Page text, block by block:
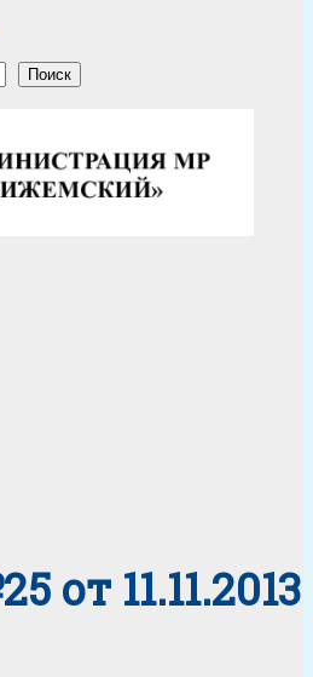
Поиск
от 11.11.2013